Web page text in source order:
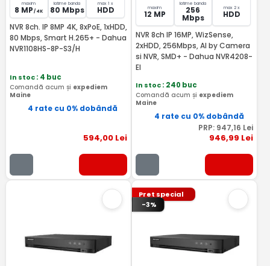
maxim
8 MP / 4K
latime banda
80 Mbps
max 1 x
HDD
NVR 8ch. IP 8MP 4K, 8xPoE, 1xHDD,
80 Mbps, Smart H.265+ - Dahua
NVR1108HS-8P-S3/H
In stoc: 4 buc
Comandă acum și expediem
Maine
4 rate cu 0% dobândă
594,00Lei
maxim
12 MP
latime banda
256
Mbps
max 2 x
HDD
NVR 8ch IP 16MP, WizSense,
2xHDD, 256Mbps, AI by Camera
si NVR, SMD+ - Dahua NVR4208-
EI
In stoc: 240 buc
Comandă acum și expediem
Maine
4 rate cu 0% dobândă
PRP: 947,16 Lei
946,99 Lei
Pret special
-3%